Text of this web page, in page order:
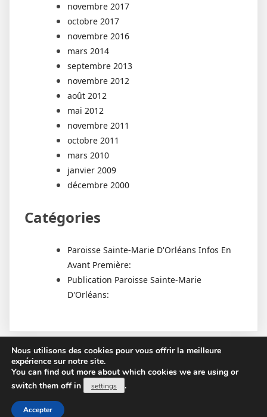
novembre 2017
octobre 2017
novembre 2016
mars 2014
septembre 2013
novembre 2012
août 2012
mai 2012
novembre 2011
octobre 2011
mars 2010
janvier 2009
décembre 2000
Catégories
Paroisse Sainte-Marie D'Orléans Infos En
Avant Première:
Publication Paroisse Sainte-Marie
D'Orléans:
Proudly powered by WordPress
Nous utilisons des cookies pour vous offrir la meilleure
expérience sur notre site.
You can find out more about which cookies we are using or
switch them off in
settings .
Accepter